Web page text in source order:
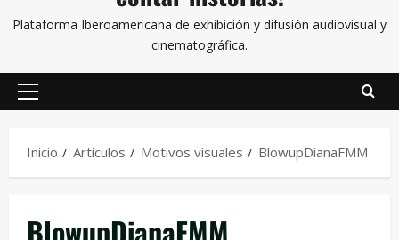
Plataforma Iberoamericana de exhibición y difusión audiovisual y
cinematográfica.
Inicio Artículos Motivos visuales BlowupDianaFMM
BlowupDianaFMM